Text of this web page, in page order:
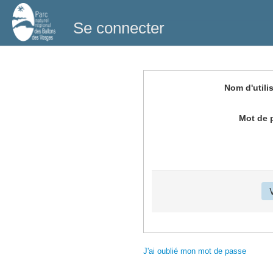
Se connecter
Nom
Mot de
J'ai oublié mon mot de passe